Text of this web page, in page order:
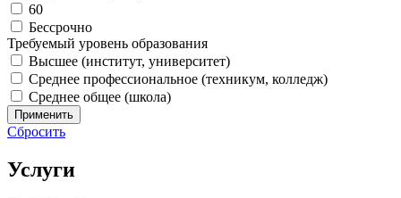
60
Бессрочно
Требуемый уровень образования
Высшее (институт, университет)
Среднее профессиональное (техникум, колледж)
Среднее общее (школа)
Применить
Сбросить
Услуги